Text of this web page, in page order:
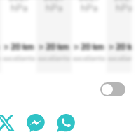
hPa
> 20 km
excellente
hPa
> 20 km
excellente
hPa
> 20 km
excellente
hPa
> 20